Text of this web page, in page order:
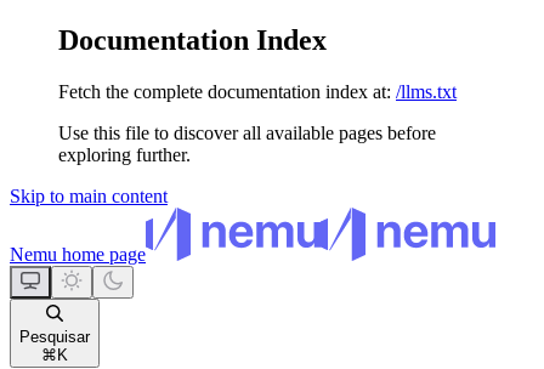
Documentation Index
Fetch the complete documentation index at: /llms.txt
Use this file to discover all available pages before
exploring further.
Skip to main content
Nemu home page
Pesquisar
⌘ K